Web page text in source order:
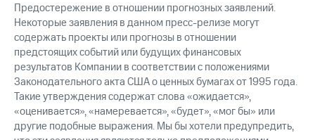
Предостережение в отношении прогнозных заявлений.
Некоторые заявления в данном пресс-релизе могут
содержать проекты или прогнозы в отношении
предстоящих событий или будущих финансовых
результатов Компании в соответствии с положениями
Законодательного акта США о ценных бумагах от 1995 года.
Такие утверждения содержат слова «ожидается»,
«оценивается», «намеревается», «будет», «мог бы» или
другие подобные выражения. Мы бы хотели предупредить,